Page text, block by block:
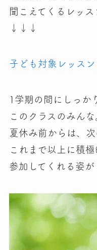
聞こえてくるレッス
↓↓↓
子ども対象レッスン
1学期の間にしっか
このクラスのみんな
夏休み前からは、
これまで以上に積
参加してくれる姿